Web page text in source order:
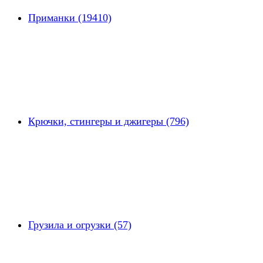
Приманки (19410)
Крючки, стингеры и джигеры (796)
Грузила и огрузки (57)